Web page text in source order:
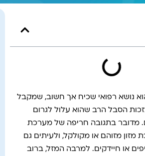
נושא רפואי שכיח אך חשוב, שמקבל
הסבל הרב שהוא עלול לגרום
מדובר בתגובה חריפה של מערכת
מזון מזוהם או מקולקל, ולעיתים גם
או חיידקים. למרבה המזל, ברוב